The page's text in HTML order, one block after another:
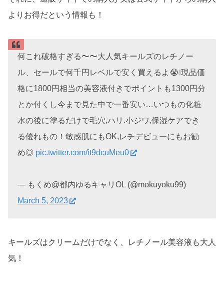
よりお得だという情報も！
何これ破格すぎる〜〜大人気キールズのレチノー
ル、セールで何千円レベルで安く買えるよ😭❕現品価
格に1800円相当の美容液付きでポイントも1300円分
とか付くし今まで見た中で一番安い…いつもの化粧
水の後に塗るだけで毛穴,ハリ.小ジワ,保湿ケアでき
る優れもの！敏感肌にもOK,レチデビューにもお勧
め◎ pic.twitter.com/it9dcuMeu0
— もくめ@都内ゆるキャリOL (@mokuyoku99)
March 5, 2023
キールズはクリームだけでなく、レチノール美容液も大人
気！